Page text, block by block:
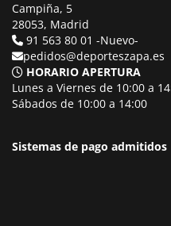
Campiña, 5
28053, Madrid
91 563 80 01 -Nuevo-
pedidos@deporteszapa.es
HORARIO APERTURA
Lunes a Viernes de 10:00 a
Sábados de 10:00 a 14:00
Sistemas de pago admitidos